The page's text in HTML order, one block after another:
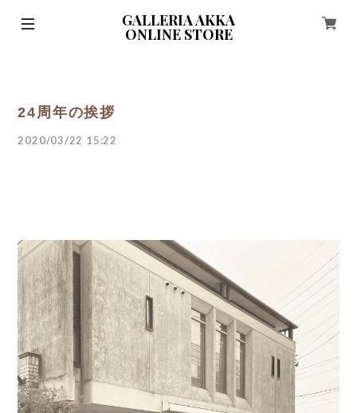
GALLERIA AKKA
ONLINE STORE
24周年の挨拶
2020/03/22 15:22